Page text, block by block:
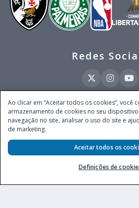
Redes
Este site é operado pela Ventmear Brasil LTDA
endereço na Avenida Brigadeiro Faria Lima, nº
Município de São Paulo, Estado de São Paulo,
Secretaria de Prêmios e Apostas do Ministério da
247, de 07.02.2025, publicada no
Ao clicar em “Aceitar todos os cookies”, você
armazenamento de cookies no seu
navegação no site, analisar o uso do site e
de marketing.
Definições de
Aceitar todos os